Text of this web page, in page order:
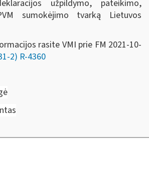
užpildymo, pateikimo,
sumokėjimo tvarką Lietuvos
rasite VMI prie FM 2021-10-
2) R-4360